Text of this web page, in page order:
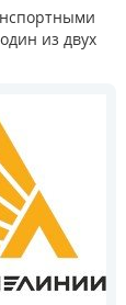
из двух